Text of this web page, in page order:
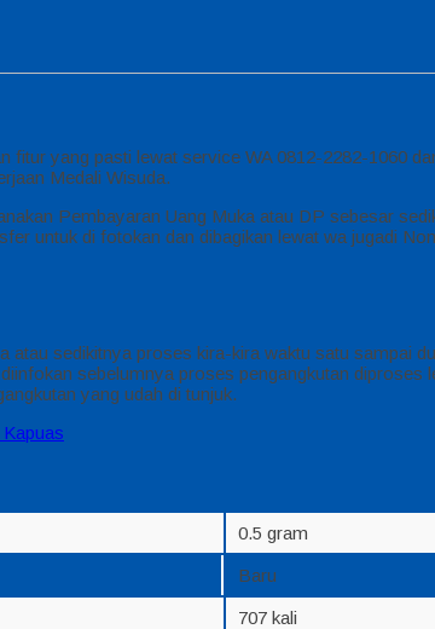
fitur yang pasti lewat service WA 0812-2282-1060
Medali Wisuda.
Pembayaran Uang Muka atau DP sebesar
untuk di fotokan dan dibagikan lewat wa jugadi
sedikitnya proses kira-kira waktu satu sampai
sebelumnya proses pengangkutan diproses
yang udah di tunjuk.
0.5 gram
Baru
707 kali